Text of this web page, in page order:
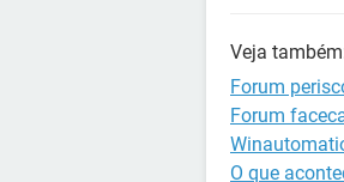
Veja
Forum
Forum
O que